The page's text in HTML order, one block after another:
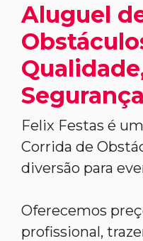
Aluguel
Felix Festas é
Corrida de
diversão para
Oferecemos
profissional,